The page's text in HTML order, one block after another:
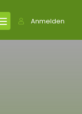
Anmelden